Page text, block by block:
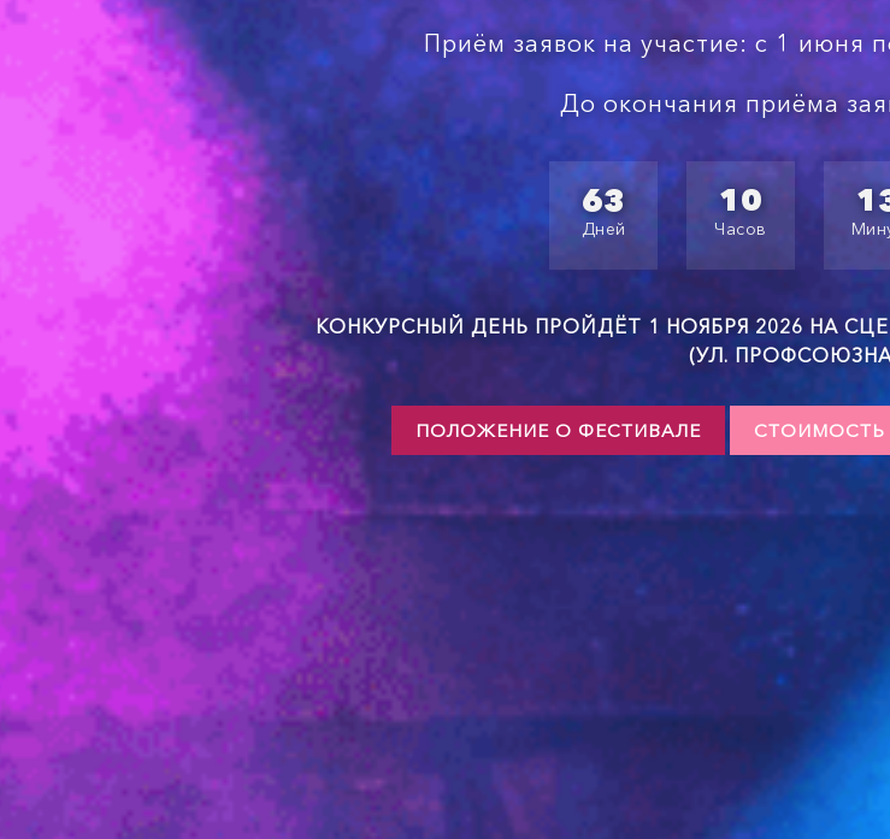
Приём заявок на участие: с 1 июня
До окончания приёма
63
Дней
10
Часов
КОНКУРСНЫЙ ДЕНЬ ПРОЙДЁТ 1 НОЯБРЯ 2026 НА
(УЛ.
ПОЛОЖЕНИЕ О ФЕСТИВАЛЕ СТОИМОСТЬ